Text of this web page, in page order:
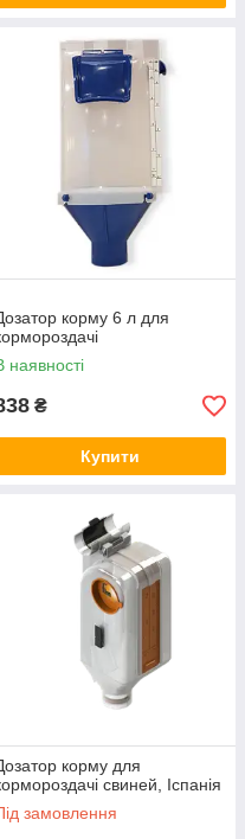
корму 6 л для
наявності
₴
Купити
корму для
свиней, Іспанія
замовлення